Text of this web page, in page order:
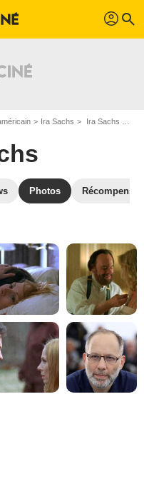
profil search
Ira Sachs Ira Sachs : Photos de ses films et séries
Photos Récompenses